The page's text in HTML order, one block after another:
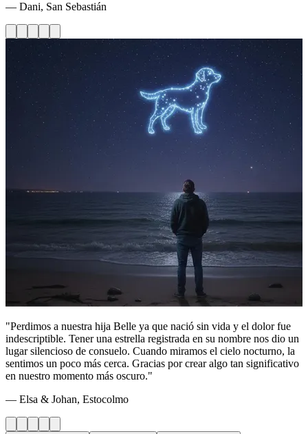
— Dani, San Sebastián
"Perdimos a nuestra hija Belle ya que nació sin vida y el dolor fue
indescriptible. Tener una estrella registrada en su nombre nos dio un
lugar silencioso de consuelo. Cuando miramos el cielo nocturno, la
sentimos un poco más cerca. Gracias por crear algo tan significativo
en nuestro momento más oscuro."
— Elsa & Johan, Estocolmo